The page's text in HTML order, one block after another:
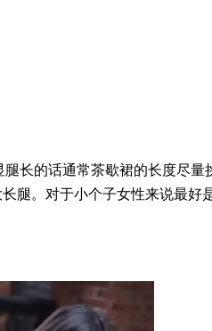
长的话通常茶歇裙的长度尽量
腿。对于小个子女性来说最好